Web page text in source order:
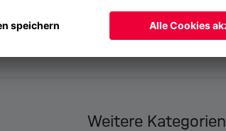
Weitere Kategorien